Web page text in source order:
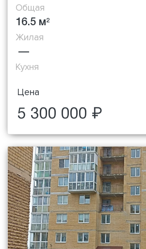
Общая
16.5 м2
Жилая
—
Кухня
Цена
5 300 000 ₽